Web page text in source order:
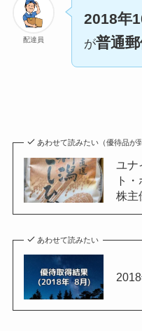
配達員
2018年
が普通
あわせて読みたい（優待品が
ユナ
ト
株主
あわせて読みたい